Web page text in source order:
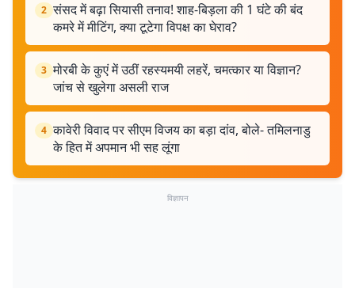
2 संसद में बढ़ा सियासी तनाव! शाह-बिड़ला की 1 घंटे की बंद
कमरे में मीटिंग, क्या टूटेगा विपक्ष का घेराव?
3 मोरबी के कुएं में उठीं रहस्यमयी लहरें, चमत्कार या विज्ञान?
जांच से खुलेगा असली राज
4 कावेरी विवाद पर सीएम विजय का बड़ा दांव, बोले- तमिलनाडु
के हित में अपमान भी सह लूंगा
विज्ञापन